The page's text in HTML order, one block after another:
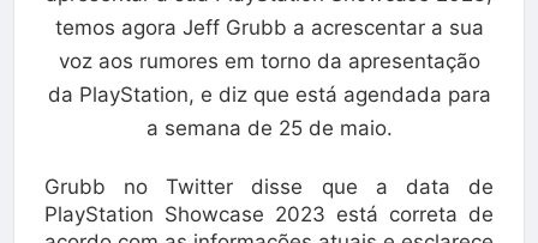
temos agora Jeff Grubb a acrescentar a sua
voz aos rumores em torno da apresentação
da PlayStation, e diz que está agendada para
a semana de 25 de maio.
Grubb no Twitter disse que a data de
PlayStation Showcase 2023 está correta de